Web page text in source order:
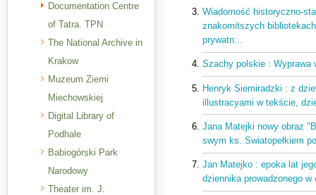
Documentation Centre
of Tatra. TPN
The National Archive in
Krakow
Muzeum Ziemi
Miechowskiej
Digital Library of
Podhale
Babiogórski Park
Narodowy
Theater im. J.
Wiadomość historyczno-
znakomitszych
prywatn...
Szachy polskie : Wyprawa
Henryk Siemiradzki : z
illustracyami w tekście,
Jana Matejki nowy obraz
swym ks. Swiatopełkiem
Jan Matejko : epoka lat
dziennika prowadzonego